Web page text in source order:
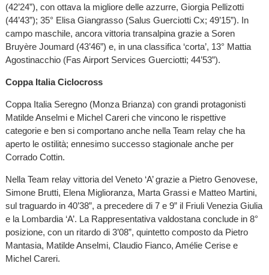
(42’24”), con ottava la migliore delle azzurre, Giorgia Pellizotti
(44’43”); 35° Elisa Giangrasso (Salus Guerciotti Cx; 49’15”). In
campo maschile, ancora vittoria transalpina grazie a Soren
Bruyère Joumard (43’46”) e, in una classifica ‘corta’, 13° Mattia
Agostinacchio (Fas Airport Services Guerciotti; 44’53”).
Coppa Italia Ciclocross
Coppa Italia Seregno (Monza Brianza) con grandi protagonisti
Matilde Anselmi e Michel Careri che vincono le rispettive
categorie e ben si comportano anche nella Team relay che ha
aperto le ostilità; ennesimo successo stagionale anche per
Corrado Cottin.
Nella Team relay vittoria del Veneto ‘A’ grazie a Pietro Genovese,
Simone Brutti, Elena Miglioranza, Marta Grassi e Matteo Martini,
sul traguardo in 40’38”, a precedere di 7 e 9” il Friuli Venezia Giulia
e la Lombardia ‘A’. La Rappresentativa valdostana conclude in 8°
posizione, con un ritardo di 3’08”, quintetto composto da Pietro
Mantasia, Matilde Anselmi, Claudio Fianco, Amélie Cerise e
Michel Careri.